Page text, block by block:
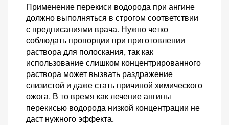
Применение перекиси водорода при ангине
должно выполняться в строгом соответствии
с предписаниями врача. Нужно четко
соблюдать пропорции при приготовлении
раствора для полоскания, так как
использование слишком концентрированного
раствора может вызвать раздражение
слизистой и даже стать причиной химического
ожога. В то время как лечение ангины
перекисью водорода низкой концентрации не
даст нужного эффекта.